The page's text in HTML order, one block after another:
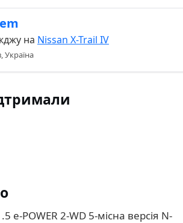
на Nissan X-Trail IV
Україна
e-POWER 2-WD 5-місна версія N-